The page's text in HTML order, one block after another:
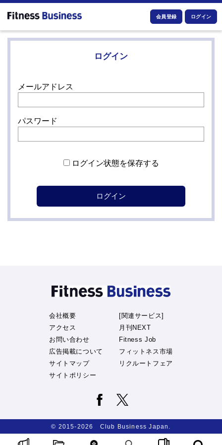
会員登録 ログイン
ログイン
メールアドレス
パスワード
ログイン状態を保存する
会社概要
アクセス
お問い合わせ
広告掲載について
サイトマップ
サイトポリシー
[関連サービス]
月刊NEXT
Fitness Job
フィットネス市場
リクルートフェア
© 2015-2026 Club Business Japan.